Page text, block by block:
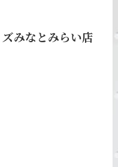
みなとみらい店